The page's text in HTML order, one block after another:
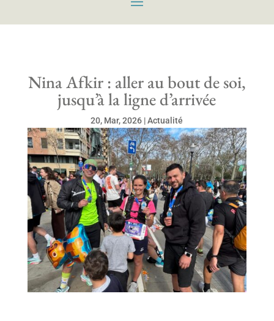
Nina Afkir : aller au bout de soi,
jusqu’à la ligne d’arrivée
20, Mar, 2026 |Actualité